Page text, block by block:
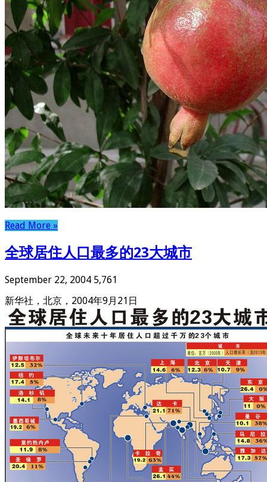
Read More »
全球居住人口最多的23大城市
September 22, 2004 5,761
新华社，北京，2004年9月21日